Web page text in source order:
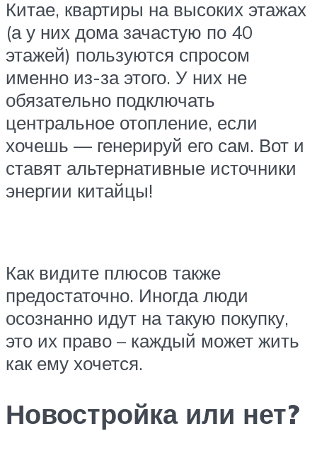
Китае, квартиры на высоких этажах
(а у них дома зачастую по 40
этажей) пользуются спросом
именно из-за этого. У них не
обязательно подключать
центральное отопление, если
хочешь — генерируй его сам. Вот и
ставят альтернативные источники
энергии китайцы!
Как видите плюсов также
предостаточно. Иногда люди
осознанно идут на такую покупку,
это их право – каждый может жить
как ему хочется.
Новостройка или нет?